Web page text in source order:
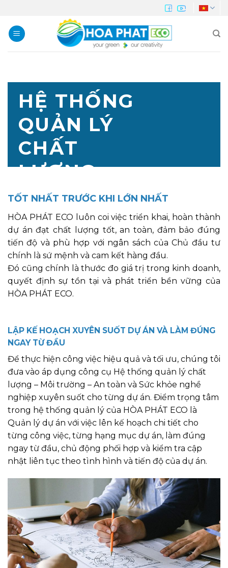
content
HỆ THỐNG
QUẢN LÝ
CHẤT
LƯỢNG
TỐT NHẤT TRƯỚC KHI LỚN NHẤT
HÒA PHÁT ECO luôn coi việc triển khai, hoàn thành
dự án đạt chất lượng tốt, an toàn, đảm bảo đúng
tiến độ và phù hợp với ngân sách của Chủ đầu tư
chính là sứ mệnh và cam kết hàng đầu.
Đó cũng chính là thước đo giá trị trong kinh doanh,
quyết định sự tồn tại và phát triển bền vững của
HÒA PHÁT ECO.
LẬP KẾ HOẠCH XUYÊN SUỐT DỰ ÁN VÀ LÀM ĐÚNG
NGAY TỪ ĐẦU
Để thực hiện công việc hiệu quả và tối ưu, chúng tôi
đưa vào áp dụng công cụ Hệ thống quản lý chất
lượng – Môi trường – An toàn và Sức khỏe nghề
nghiệp xuyên suốt cho từng dự án. Điểm trọng tâm
trong hệ thống quản lý của HÒA PHÁT ECO là
Quản lý dự án với việc lên kế hoạch chi tiết cho
từng công việc, từng hạng mục dự án, làm đúng
ngay từ đầu, chủ động phối hợp và kiểm tra cập
nhật liên tục theo tình hình và tiến độ của dự án.